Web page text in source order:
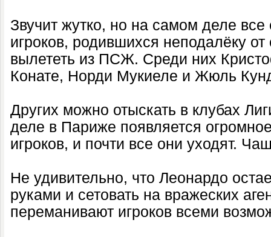
Звучит жутко, но на самом деле
игроков, родившихся неподалёку
вылететь из ПСЖ. Среди них
Конате, Норди Мукиеле и Жюль
Других можно отыскать в клубах
деле в Париже появляется
игроков, и почти все они уходят.
Не удивительно, что Леонардо
руками и сетовать на вражеских
переманивают игроков всеми